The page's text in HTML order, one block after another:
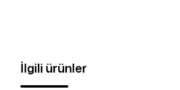
İlgili ürünler